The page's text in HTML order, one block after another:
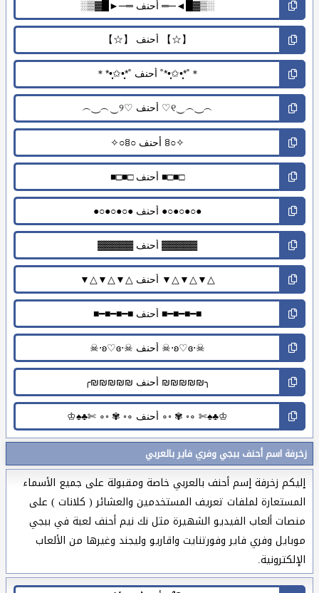
زخرفة اسم أحنف ببجي وفري فاير بالعربي
إليكم زخرفة إسم أحنف بالعربي خاصة ومقبولة على جميع الأسماء
المستعارة لملفات تعريف المستخدمين والعشائر ( كلانات ) على
منصات ألعاب الفيديو الشهيرة مثل نك نيم أحنف لعبة في ببجي
موبايل وفري فاير وفورتنايت واقاريو وليجند وغيرها من الألعاب
الإلكترونية.